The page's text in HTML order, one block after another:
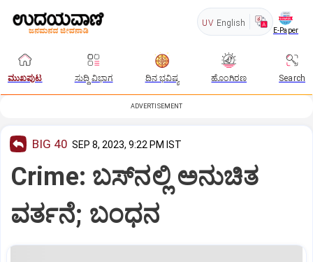
UV English
E-Paper
ಮುಖಪುಟ ಸುದ್ದಿ ವಿಭಾಗ ದಿನ ಭವಿಷ್ಯ ಹೊಂಗಿರಣ Search
ADVERTISEMENT
BIG 40 SEP 8, 2023, 9:22 PM IST
Crime: ಬಸ್‌ನಲ್ಲಿ ಅನುಚಿತ
ವರ್ತನೆ; ಬಂಧನ